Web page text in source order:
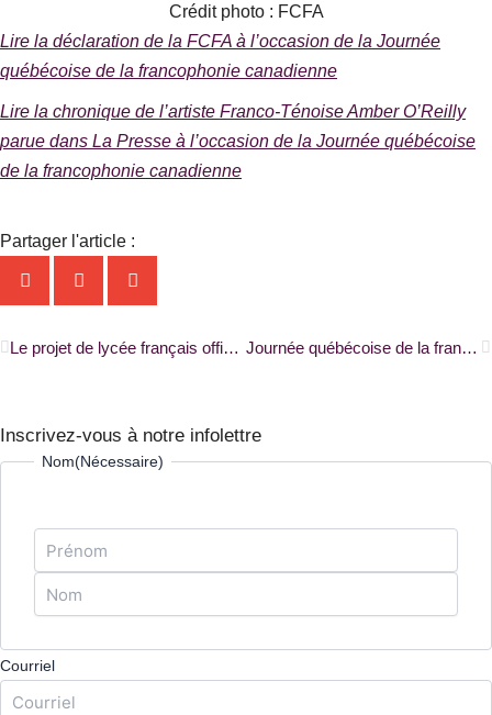
Crédit photo : FCFA
Lire la déclaration de la FCFA à l’occasion de la Journée
québécoise de la francophonie canadienne
Lire la chronique de l’artiste Franco-Ténoise Amber O’Reilly
parue dans La Presse à l’occasion de la Journée québécoise
de la francophonie canadienne
Partager l'article :
Précédent Le projet de lycée français officiellement lancé à Halifax |RADIO-CANADA| Journée québécoise de la francophonie canadienne : « Soyons amis dans notre langue »
Inscrivez-vous à notre infolettre
Nom(Nécessaire)
Prénom
Nom
Courriel